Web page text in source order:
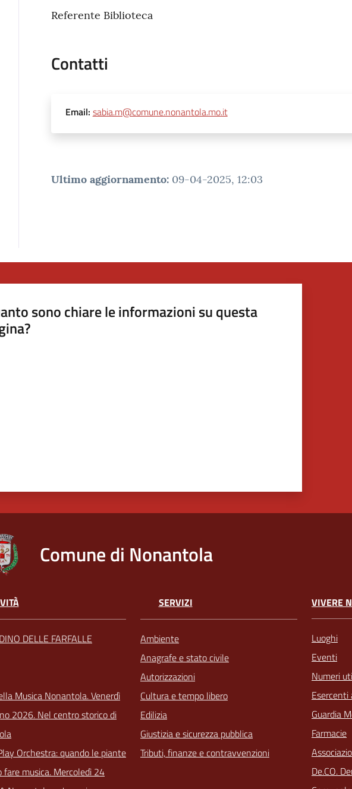
Referente Biblioteca
Contatti
Email: sabia.m@comune.nonantola.mo.it
Ultimo aggiornamento: 09-04-2025, 12:03
sono chiare le informazioni su questa
Comune di Nonantola
DELLE FARFALLE
Musica Nonantola. Venerdì
2026. Nel centro storico di
Orchestra: quando le piante
fare musica. Mercoledì 24
SERVIZI
Ambiente
Anagrafe e stato civile
Autorizzazioni
Cultura e tempo libero
Edilizia
Giustizia e sicurezza pubblica
Tributi, finanze e contravvenzioni
VIVERE
Luoghi
Eventi
Numeri
Guardia
Farmacie
De.CO.